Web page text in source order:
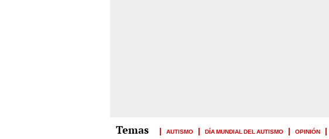
AUTISMO DÍA MUNDIAL DEL AUTISMO OPINIÓN